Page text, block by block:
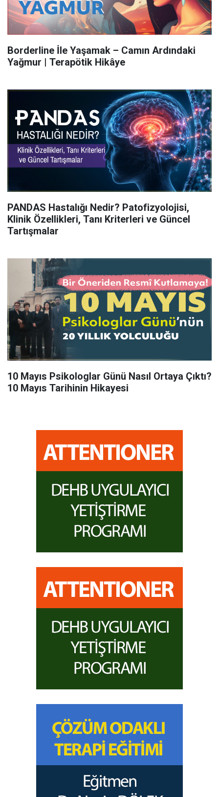
Borderline İle Yaşamak – Camın Ardındaki
Yağmur | Terapötik Hikâye
PANDAS Hastalığı Nedir? Patofizyolojisi,
Klinik Özellikleri, Tanı Kriterleri ve Güncel
Tartışmalar
10 Mayıs Psikologlar Günü Nasıl Ortaya Çıktı?
10 Mayıs Tarihinin Hikayesi